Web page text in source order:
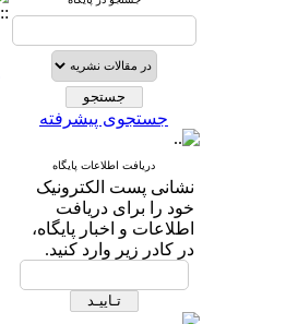
جستجوی پیشرفته
دریافت اطلاعات پایگاه
نشانی پست الکترونیک
خود را برای دریافت
اطلاعات و اخبار پایگاه،
در کادر زیر وارد کنید.